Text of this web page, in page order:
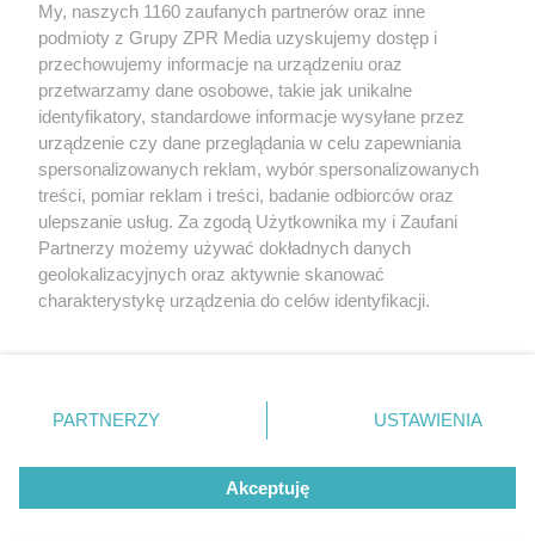
Żaden utwór zamieszczony w serwisie nie może być powielany i
rozpowszechniany lub dalej rozpowszechniany w jakikolwiek sposób (w
tym także elektroniczny lub mechaniczny) na jakimkolwiek polu
eksploatacji w jakiejkolwiek formie, włącznie z umieszczaniem w
Internecie bez pisemnej zgody właściciela praw. Jakiekolwiek użycie lub
wykorzystanie utworów w całości lub w części z naruszeniem prawa,
tzn. bez właściwej zgody, jest zabronione pod groźbą kary i może być
ścigane prawnie.
© 2026 Grupa ZPR Media
My, naszych 1160 zaufanych partnerów oraz inne
podmioty z Grupy ZPR Media uzyskujemy dostęp i
przechowujemy informacje na urządzeniu oraz
przetwarzamy dane osobowe, takie jak unikalne
identyfikatory, standardowe informacje wysyłane przez
urządzenie czy dane przeglądania w celu zapewniania
spersonalizowanych reklam, wybór spersonalizowanych
treści, pomiar reklam i treści, badanie odbiorców oraz
ulepszanie usług. Za zgodą Użytkownika my i Zaufani
Partnerzy możemy używać dokładnych danych
geolokalizacyjnych oraz aktywnie skanować
charakterystykę urządzenia do celów identyfikacji.
zmienić/wycofać klikając przycisk ustawień prywatności
znajdujący się w lewym dolnym rogu strony
rodzaje przetwarzania danych nie wymagają zgody
użytkownika, ale masz prawo sprzeciwić się takiemu
przetwarzaniu. Preferencje będą miały zastosowanie tylko
PARTNERZY USTAWIENIA
Akceptuję